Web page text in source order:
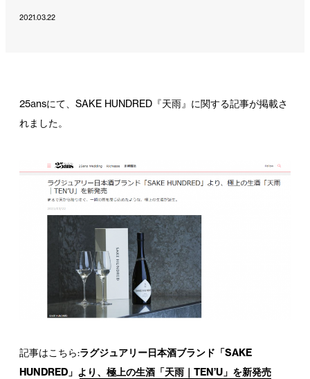
2021.03.22
25ansにて、SAKE HUNDRED『天雨』に関する記事が掲載さ
れました。
記事はこちら:ラグジュアリー日本酒ブランド「SAKE
HUNDRED」より、極上の生酒「天雨｜TEN’U」を新発売